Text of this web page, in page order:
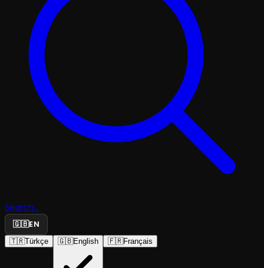
Search...
🇬🇧EN
🇹🇷Türkçe 🇬🇧English 🇫🇷Français